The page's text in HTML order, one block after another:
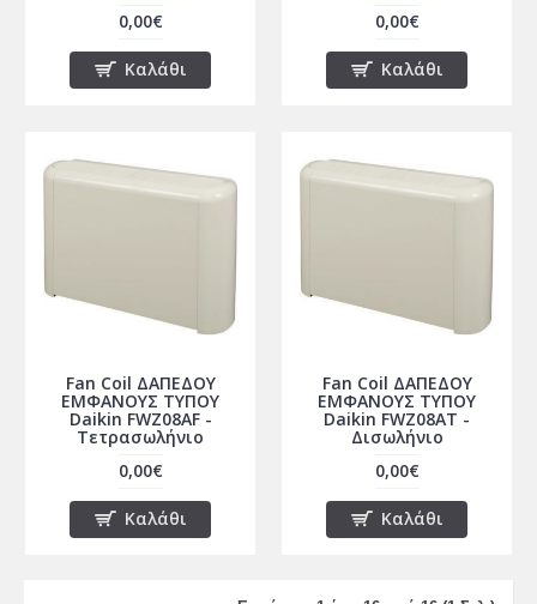
0,00€
Καλάθι
0,00€
Καλάθι
Fan Coil ΔΑΠΕΔΟΥ
ΕΜΦΑΝΟΥΣ ΤΥΠΟΥ
Daikin FWZ08AF -
Τετρασωλήνιο
0,00€
Καλάθι
Fan Coil ΔΑΠΕΔΟΥ
ΕΜΦΑΝΟΥΣ ΤΥΠΟΥ
Daikin FWZ08AT -
Δισωλήνιο
0,00€
Καλάθι